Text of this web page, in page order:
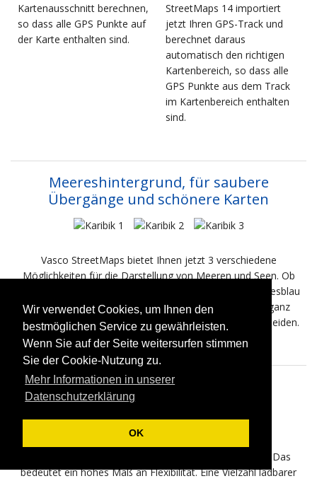
Wir verwendet Cookies, um Ihnen den
bestmöglichen Service zu gewährleisten.
Wenn Sie auf der Seite weitersurfen stimmen
Sie der Cookie-Nutzung zu.
Mehr Informationen in unserer
Datenschutzerklärung
OK
Kartenausschnitt berechnen,
so dass alle GPS Punkte auf
der Karte enthalten sind.
StreetMaps 14 importiert
jetzt Ihren GPS-Track und
berechnet daraus
automatisch den richtigen
Kartenbereich, so dass alle
GPS Punkte aus dem Track
im Kartenbereich enthalten
sind.
Meereshintergrund, für saubere
Übergänge und schönere Karten
Vasco StreetMaps bietet Ihnen jetzt 3 verschiedene
Möglichkeiten für die Darstellung von Meeren und Seen. Ob
farbenfroh in hellen Blautönen oder im tiefblauen Meeresblau
mit wunderschönen türkisfarbenden Bereichen oder ganz
einfach in einer frei wählbaren Farbe. Sie können entscheiden.
Ladbare Farbschemata
In Vasco StreetMaps können Sie eine Vielzahl an
Farbanpassungen bei der Kartenerstellung definieren. Das
bedeutet ein hohes Maß an Flexibilität. Eine Vielzahl ladbarer